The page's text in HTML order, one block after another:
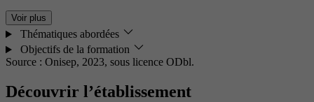
Voir plus
Thématiques abordées
Objectifs de la formation
Source : Onisep, 2023, sous licence ODbl.
Découvrir l’établissement